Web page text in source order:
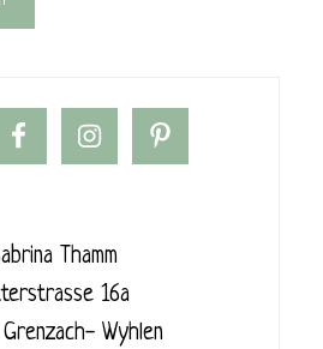
Thamm
16a
Wyhlen